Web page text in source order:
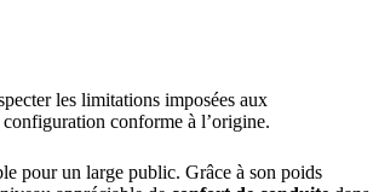
les limitations imposées aux
conforme à l’origine.
pour un large public. Grâce à son poids